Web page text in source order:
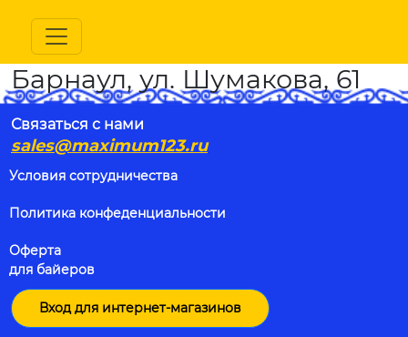
Барнаул, ул. Шумакова, 61
Связаться с нами
sales@maximum123.ru
Условия сотрудничества
Политика конфеденциальности
Оферта
для байеров
Вход для интернет-магазинов